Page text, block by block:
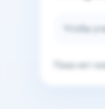
Чтобы
Пока нет